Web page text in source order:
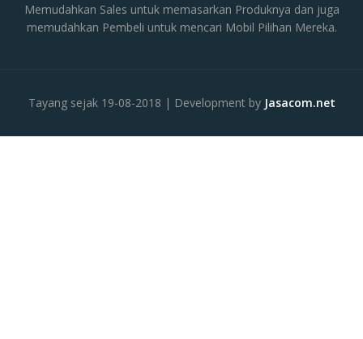
Memudahkan Sales untuk memasarkan Produknya dan juga
memudahkan Pembeli untuk mencari Mobil Pilihan Mereka.
Tayang sejak 19-08-2018 | Development by Jasacom.net